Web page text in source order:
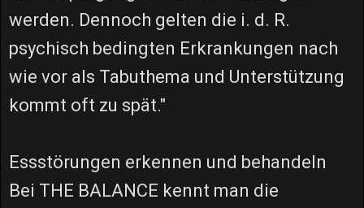
werden. Dennoch gelten die i. d. R.
psychisch bedingten Erkrankungen nach
wie vor als Tabuthema und Unterstützung
kommt oft zu spät."
Essstörungen erkennen und behandeln
Bei THE BALANCE kennt man die